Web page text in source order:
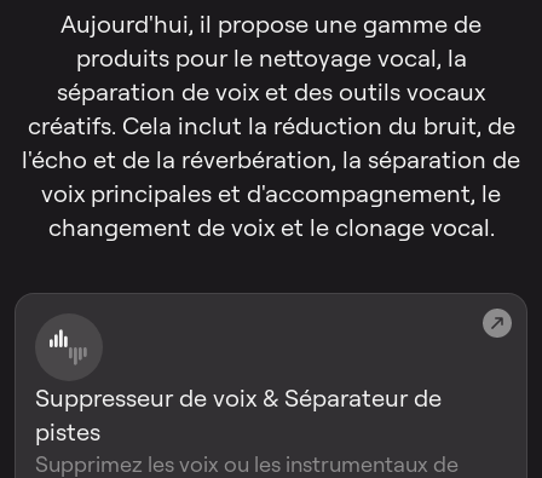
Aujourd'hui, il propose une gamme de
produits pour le nettoyage vocal, la
séparation de voix et des outils vocaux
créatifs. Cela inclut la réduction du bruit, de
l'écho et de la réverbération, la séparation de
voix principales et d'accompagnement, le
changement de voix et le clonage vocal.
Suppresseur de voix & Séparateur de
pistes
Supprimez les voix ou les instrumentaux de